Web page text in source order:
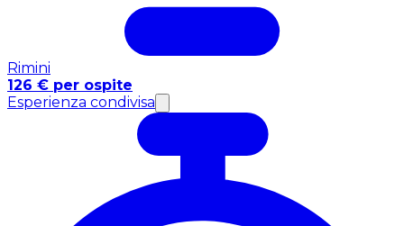
Rimini
126 € per ospite
Esperienza condivisa